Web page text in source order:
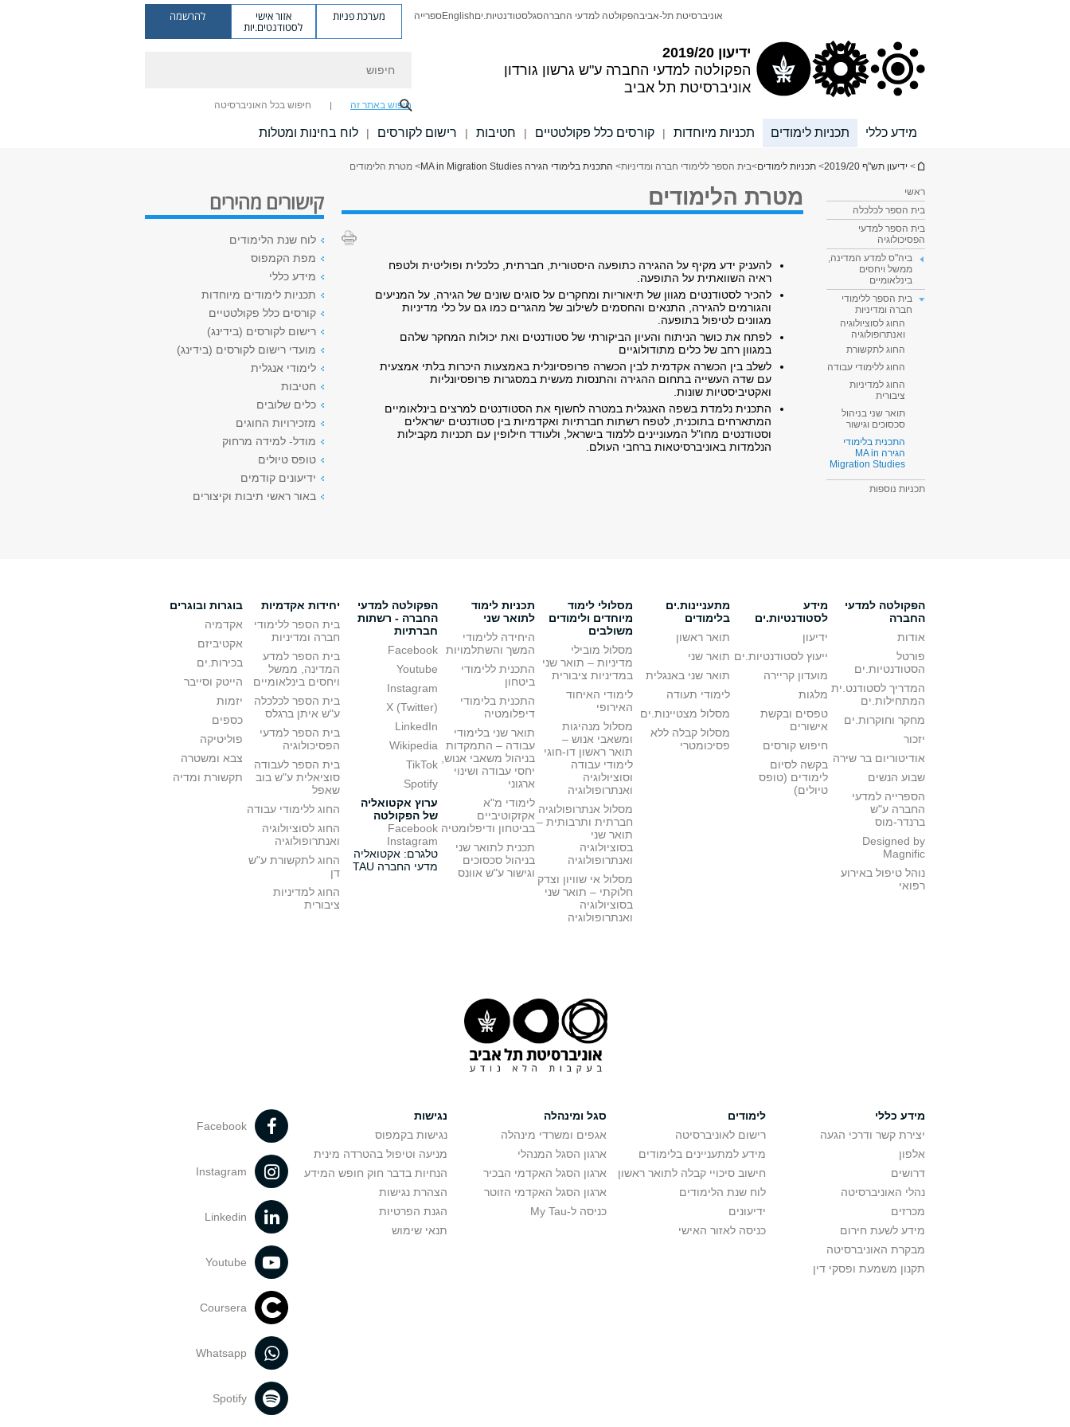
ידיעון 2019/20
הפקולטה למדעי החברה ע"ש גרשון גורדון
אוניברסיטת תל אביב
אוניברסיטת תל-אביבהפקולטה למדעי החברהסגלסטודנטיות.יםEnglishספרייה מערכת פניות אזור אישי
לסטודנטים.יות
להרשמה
חיפוש באתר זה חיפוש בכל האוניברסיטה
מידע כללי תכניות לימודים תכניות מיוחדות | קורסים כלל פקולטטיים | חטיבות | רישום לקורסים | לוח בחינות ומטלות
הינך נמצא כאן
> ידיעון תש"ף 2019/20 > תכניות לימודים>בית הספר ללימודי חברה ומדיניות> התכנית בלימודי הגירה MA in Migration Studies​ > מטרת הלימודים
ראשי
בית הספר לכלכלה
בית הספר למדעי
הפסיכולוגיה
ביה"ס למדע המדינה,
ממשל ויחסים
בינלאומיים
בית הספר ללימודי
חברה ומדיניות
החוג לסוציולוגיה
ואנתרופולוגיה
החוג לתקשורת
החוג ללימודי עבודה
החוג למדיניות
ציבורית
תואר שני בניהול
סכסוכים וגישור
התכנית בלימודי
הגירה MA in
Migration Studies​
תכניות נוספות
מטרת הלימודים
להעניק ידע מקיף על ההגירה כתופעה היסטורית, חברתית, כלכלית ופוליטית ולטפח
ראיה השוואתית על התופעה.
להכיר לסטודנטים מגוון של תיאוריות ומחקרים על סוגים שונים של הגירה, על המניעים
והגורמים להגירה, התנאים והחסמים לשילוב של מהגרים כמו גם על כלי מדיניות
מגוונים לטיפול בתופעה.
לפתח את כושר הניתוח והעיון הביקורתי של סטודנטים ואת יכולות המחקר שלהם
במגוון רחב של כלים מתודולוגיים
לשלב בין הכשרה אקדמית לבין הכשרה פרופסיונלית באמצעות היכרות בלתי אמצעית
עם שדה העשייה בתחום ההגירה והתנסות מעשית במסגרות פרופסיונליות
ואקטיביסטיות שונות.
התכנית נלמדת בשפה האנגלית במטרה לחשוף את הסטודנטים למרצים בינלאומיים
המתארחים בתוכנית, לטפח רשתות חברתיות ואקדמיות בין סטודנטים ישראלים
וסטודנטים מחו"ל המעוניינים ללמוד בישראל, ולעודד חילופין עם תכניות מקבילות
הנלמדות באוניברסיטאות ברחבי העולם.
קישורים מהירים
לוח שנת הלימודים
מפת הקמפוס
מידע כללי
תכניות לימודים מיוחדות
קורסים כלל פקולטטיים
רישום לקורסים (בידינג)
מועדי רישום לקורסים (בידינג)
לימודי אנגלית
חטיבות
כלים שלובים
מזכירויות החוגים
מודל- למידה מרחוק
טופס טיולים
ידיעונים קודמים
באור ראשי תיבות וקיצורים
הפקולטה למדעי
החברה
אודות
פורטל
הסטודנטיות.ים
המדריך לסטודנט.ית
המתחילות.ים
מחקר וחוקרות.ים
יזכור
אודיטוריום בר שירה
שבוע הנשים
הספרייה למדעי
החברה ע"ש
ברנדר-מוס
Designed by
Magnific
נוהל טיפול באירוע
רפואי
מידע
לסטודנטיות.ים
ידיעון
ייעוץ לסטודנטיות.ים
מועדון קריירה
מלגות
טפסים ובקשת
אישורים
חיפוש קורסים
בקשה לסיום
לימודים (טופס
טיולים)
מתעניינות.ים
בלימודים
תואר ראשון
תואר שני
תואר שני באנגלית
לימודי תעודה
מסלול מצטיינות.ים
מסלול קבלה ללא
פסיכומטרי
מסלולי לימוד
מיוחדים ולימודים
משולבים
מסלול מובילי
מדיניות – תואר שני
במדיניות ציבורית
לימודי האיחוד
האירופי
מסלול מנהיגות
ומשאבי אנוש –
תואר ראשון דו-חוגי
לימודי עבודה
וסוציולוגיה
ואנתרופולוגיה
מסלול אנתרופולוגיה
חברתית ותרבותית –
תואר שני
בסוציולוגיה
ואנתרופולוגיה
מסלול אי שוויון וצדק
חלוקתי – תואר שני
בסוציולוגיה
ואנתרופולוגיה
תכניות לימוד
לתואר שני
היחידה ללימודי
המשך והשתלמויות
התכנית ללימודי
ביטחון
התכנית בלימודי
דיפלומטיה
תואר שני בלימודי
עבודה – התמקדות
בניהול משאבי אנוש,
יחסי עבודה ושינוי
ארגוני
לימודי מ"א
אקזקוטיביים
בביטחון ודיפלומטיה
תכנית לתואר שני
בניהול סכסוכים
וגישור ע"ש אוונס
הפקולטה למדעי
החברה - רשתות
חברתיות
Facebook
Youtube
Instagram
X (Twitter)
LinkedIn
Wikipedia
TikTok
Spotify
ערוץ אקטואליה
של הפקולטה
Facebook
Instagram
טלגרם: אקטואליה
מדעי החברה TAU
יחידות אקדמיות
בית הספר ללימודי
חברה ומדיניות
בית הספר למדע
המדינה, ממשל
ויחסים בינלאומיים
בית הספר לכלכלה
ע"ש איתן ברגלס
בית הספר למדעי
הפסיכולוגיה
בית הספר לעבודה
סוציאלית ע"ש בוב
שאפל
החוג ללימודי עבודה
החוג לסוציולוגיה
ואנתרופולוגיה
החוג לתקשורת ע"ש
דן
החוג למדיניות
ציבורית
בוגרות ובוגרים
אקדמיה
אקטיביזם
בכירות.ים
הייטק וסייבר
יזמות
כספים
פוליטיקה
צבא ומשטרה
תקשורת ומדיה
מידע כללי
יצירת קשר ודרכי הגעה
אלפון
דרושים
נהלי האוניברסיטה
מכרזים
מידע לשעת חירום
מבקרת האוניברסיטה
תקנון משמעת ופסקי דין
לימודים
רישום לאוניברסיטה
מידע למתעניינים בלימודים
חישוב סיכויי קבלה לתואר ראשון
לוח שנת הלימודים
ידיעונים
כניסה לאזור האישי
סגל ומינהלה
אגפים ומשרדי מינהלה
ארגון הסגל המנהלי
ארגון הסגל האקדמי הבכיר
ארגון הסגל האקדמי הזוטר
כניסה ל-My Tau
נגישות
נגישות בקמפוס
מניעה וטיפול בהטרדה מינית
הנחיות בדבר חוק חופש המידע
הצהרת נגישות
הגנת הפרטיות
תנאי שימוש
Facebook
Instagram
Linkedin
Youtube
Coursera
Whatsapp
Spotify